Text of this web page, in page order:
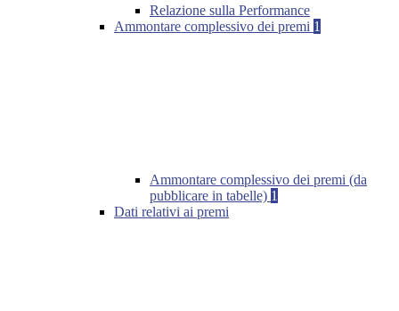
Relazione sulla Performance
Ammontare complessivo dei premi 1
Ammontare complessivo dei premi (da
pubblicare in tabelle) 1
Dati relativi ai premi